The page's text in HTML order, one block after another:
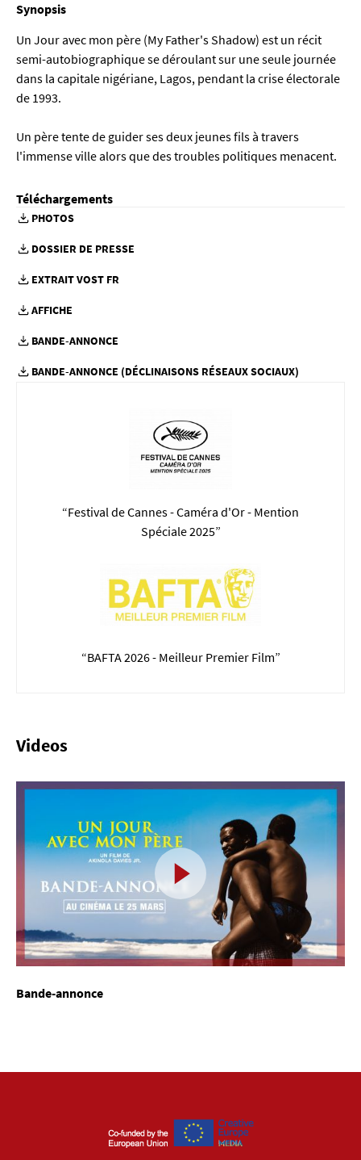
Synopsis
Un Jour avec mon père (My Father's Shadow) est un récit
semi-autobiographique se déroulant sur une seule journée
dans la capitale nigériane, Lagos, pendant la crise électorale
de 1993.
Un père tente de guider ses deux jeunes fils à travers
l'immense ville alors que des troubles politiques menacent.
Téléchargements
PHOTOS
DOSSIER DE PRESSE
EXTRAIT VOST FR
AFFICHE
BANDE-ANNONCE
BANDE-ANNONCE (DÉCLINAISONS RÉSEAUX SOCIAUX)
“Festival de Cannes - Caméra d'Or - Mention
Spéciale 2025”
“BAFTA 2026 - Meilleur Premier Film”
Videos
Bande-annonce